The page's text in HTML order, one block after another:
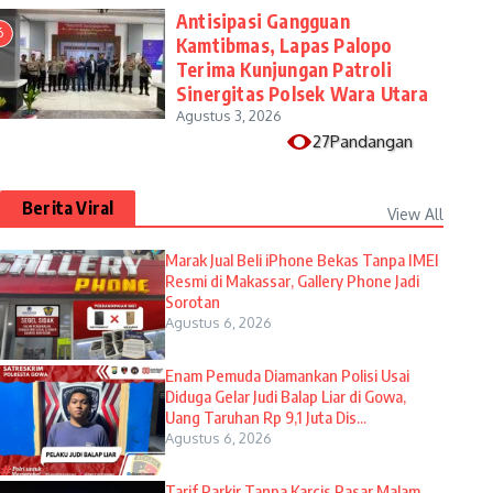
Antisipasi Gangguan
Kamtibmas, Lapas Palopo
Terima Kunjungan Patroli
Sinergitas Polsek Wara Utara
Agustus 3, 2026
27Pandangan
Berita Viral View All
​Marak Jual Beli iPhone Bekas Tanpa IMEI
Resmi di Makassar, Gallery Phone Jadi
Sorotan
Agustus 6, 2026
Enam Pemuda Diamankan Polisi Usai
Diduga Gelar Judi Balap Liar di Gowa,
Uang Taruhan Rp 9,1 Juta Dis...
Agustus 6, 2026